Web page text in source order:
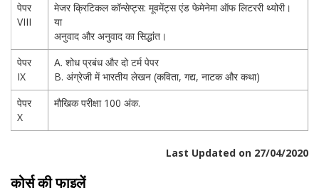
पेपर
VIII
मेजर क्रिटिकल कॉन्सेप्ट्स: मूवमेंट्स एंड फेमेनेमा ऑफ लिटररी थ्योरी।
या
अनुवाद और अनुवाद का सिद्धांत।
पेपर
IX
A. शोध प्रबंध और दो टर्म पेपर
B. अंग्रेजी में भारतीय लेखन (कविता, गद्य, नाटक और कथा)
पेपर
X
मौखिक परीक्षा 100 अंक.
Last Updated on 27/04/2020
कोर्स की फाइलें